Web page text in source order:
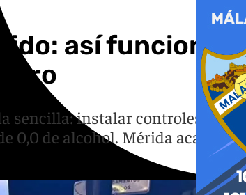
así funciona
sencilla: instalar controles
0,0 de alcohol. Mérida acaba de